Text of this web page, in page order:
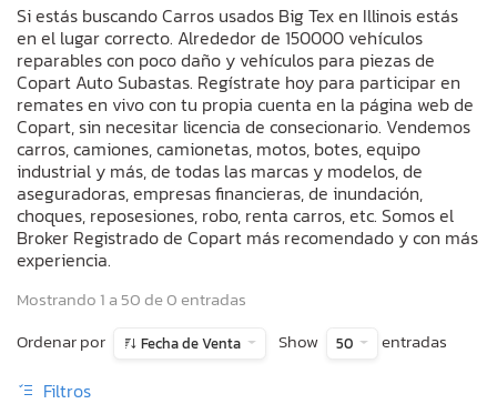
Si estás buscando Carros usados Big Tex en Illinois estás
en el lugar correcto. Alrededor de 150000 vehículos
reparables con poco daño y vehículos para piezas de
Copart Auto Subastas. Regístrate hoy para participar en
remates en vivo con tu propia cuenta en la página web de
Copart, sin necesitar licencia de consecionario. Vendemos
carros, camiones, camionetas, motos, botes, equipo
industrial y más, de todas las marcas y modelos, de
aseguradoras, empresas financieras, de inundación,
choques, reposesiones, robo, renta carros, etc. Somos el
Broker Registrado de Copart más recomendado y con más
experiencia.
Mostrando 1 a 50 de 0 entradas
Ordenar por
Fecha de Venta Show 50 entradas
Filtros